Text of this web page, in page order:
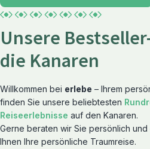
Unsere
die Kanaren
Willkommen bei erlebe – Ihrem
finden Sie unsere beliebtesten
Reiseerlebnisse auf den Kanaren.
Gerne beraten wir Sie persönlich und
Ihnen Ihre persönliche Traumreise.